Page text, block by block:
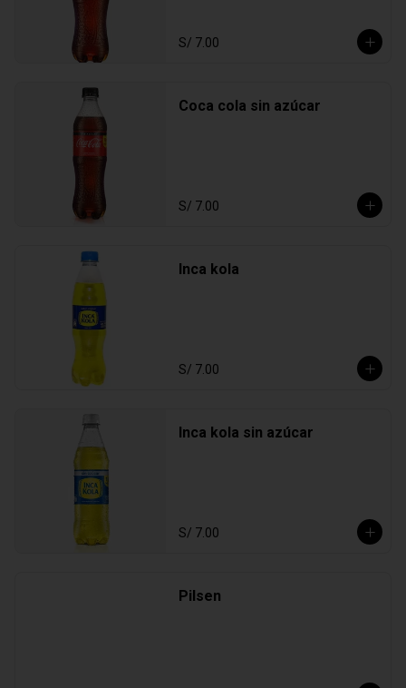
S/ 7.00
Coca cola sin azúcar
S/ 7.00
Inca kola
S/ 7.00
Inca kola sin azúcar
S/ 7.00
Pilsen